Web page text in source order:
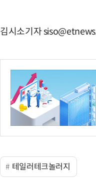
김시소기자
테일러테크놀러지